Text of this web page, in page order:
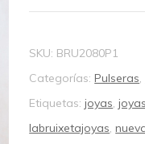
SKU: BRU2080P1
Categorías:Pulseras,
Etiquetas:joyas,
labruixetajoyas,